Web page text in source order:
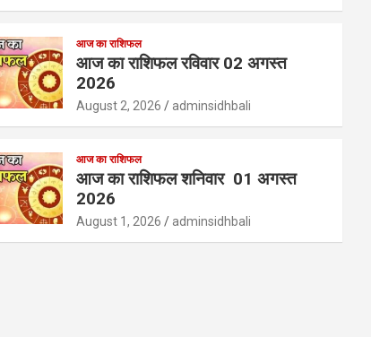
आज का राशिफल
आज का राशिफल रविवार 02 अगस्त
2026
August 2, 2026 adminsidhbali
आज का राशिफल
आज का राशिफल शनिवार 01 अगस्त
2026
August 1, 2026 adminsidhbali